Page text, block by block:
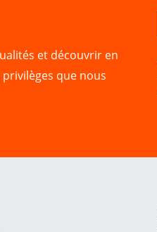
et découvrir en
que nous